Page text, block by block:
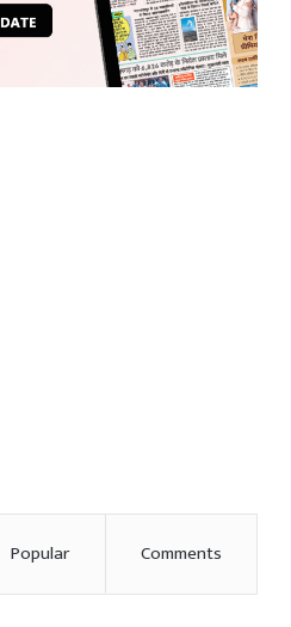
Popular Comments